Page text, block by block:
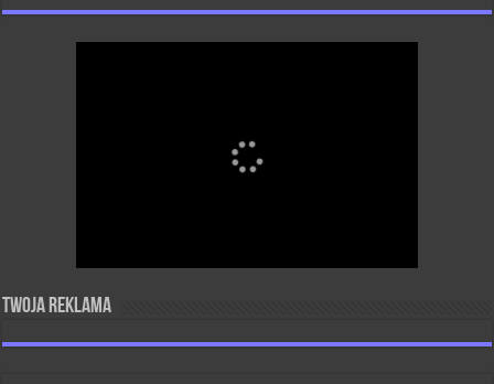
Twoja reklama